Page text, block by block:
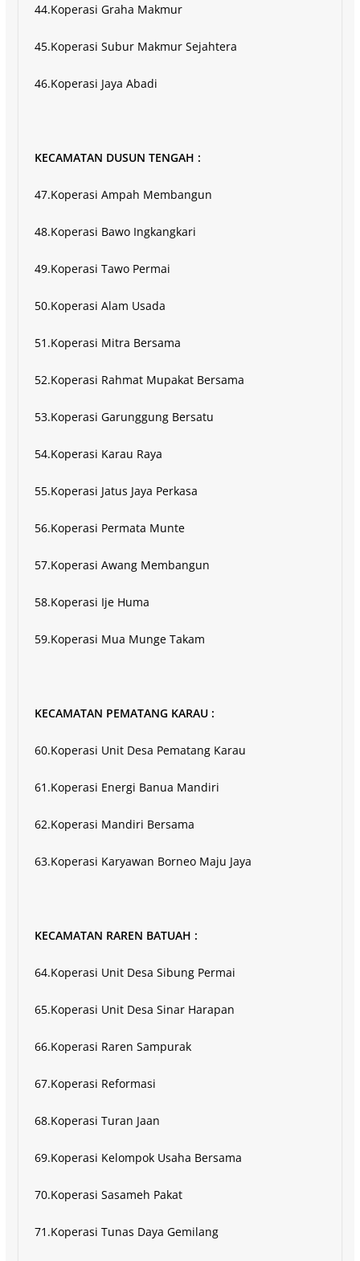
44.Koperasi Graha Makmur
45.Koperasi Subur Makmur Sejahtera
46.Koperasi Jaya Abadi
KECAMATAN DUSUN TENGAH :
47.Koperasi Ampah Membangun
48.Koperasi Bawo Ingkangkari
49.Koperasi Tawo Permai
50.Koperasi Alam Usada
51.Koperasi Mitra Bersama
52.Koperasi Rahmat Mupakat Bersama
53.Koperasi Garunggung Bersatu
54.Koperasi Karau Raya
55.Koperasi Jatus Jaya Perkasa
56.Koperasi Permata Munte
57.Koperasi Awang Membangun
58.Koperasi Ije Huma
59.Koperasi Mua Munge Takam
KECAMATAN PEMATANG KARAU :
60.Koperasi Unit Desa Pematang Karau
61.Koperasi Energi Banua Mandiri
62.Koperasi Mandiri Bersama
63.Koperasi Karyawan Borneo Maju Jaya
KECAMATAN RAREN BATUAH :
64.Koperasi Unit Desa Sibung Permai
65.Koperasi Unit Desa Sinar Harapan
66.Koperasi Raren Sampurak
67.Koperasi Reformasi
68.Koperasi Turan Jaan
69.Koperasi Kelompok Usaha Bersama
70.Koperasi Sasameh Pakat
71.Koperasi Tunas Daya Gemilang